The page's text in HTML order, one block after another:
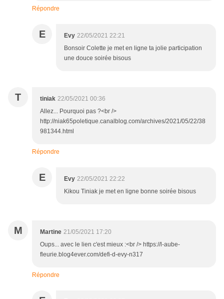
Répondre
E Evy 22/05/2021 22:21
Bonsoir Colette je met en ligne ta jolie participation
une douce soirée bisous
T tiniak 22/05/2021 00:36
Allez... Pourquoi pas ?<br />
http://niak65poletique.canalblog.com/archives/2021/05/22/38
981344.html
Répondre
E Evy 22/05/2021 22:22
Kikou Tiniak je met en ligne bonne soirée bisous
M Martine 21/05/2021 17:20
Oups... avec le lien c'est mieux :<br /> https://l-aube-
fleurie.blog4ever.com/defi-d-evy-n317
Répondre